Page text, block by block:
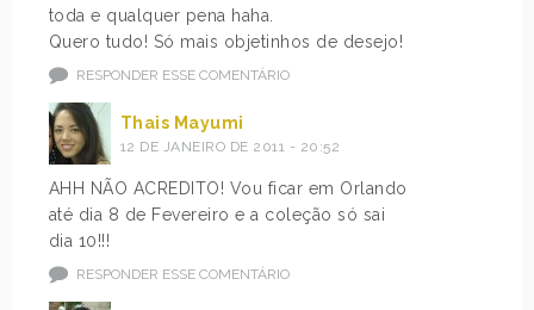
toda e qualquer pena haha.
Quero tudo! Só mais objetinhos de desejo!
RESPONDER ESSE COMENTÁRIO
Thais Mayumi
12 DE JANEIRO DE 2011 - 20:52
AHH NÃO ACREDITO! Vou ficar em Orlando
até dia 8 de Fevereiro e a coleção só sai
dia 10!!!
RESPONDER ESSE COMENTÁRIO